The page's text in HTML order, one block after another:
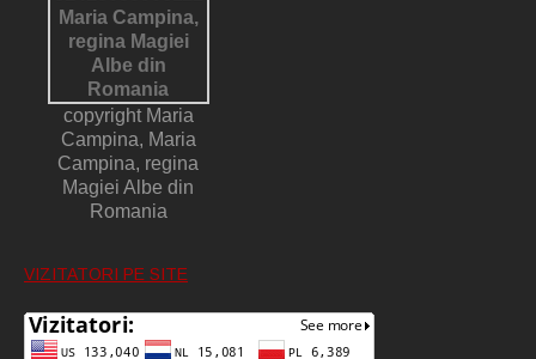
copyright Maria
Campina, Maria
Campina, regina
Magiei Albe din
Romania
VIZITATORI PE SITE